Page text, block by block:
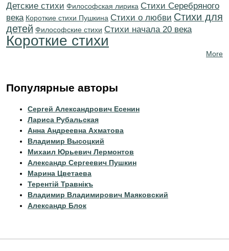
Детские стихи Философская лирика Cтихи Серебряного
века Короткие стихи Пушкина Стихи о любви Стихи для
детей Философские стихи Cтихи начала 20 века
Короткие стихи
More
Популярные авторы
Сергей Александрович Есенин
Лариса Рубальская
Анна Андреевна Ахматова
Владимир Высоцкий
Михаил Юрьевич Лермонтов
Александр Сергеевич Пушкин
Марина Цветаева
Терентiй Травнiкъ
Владимир Владимирович Маяковский
Александр Блок